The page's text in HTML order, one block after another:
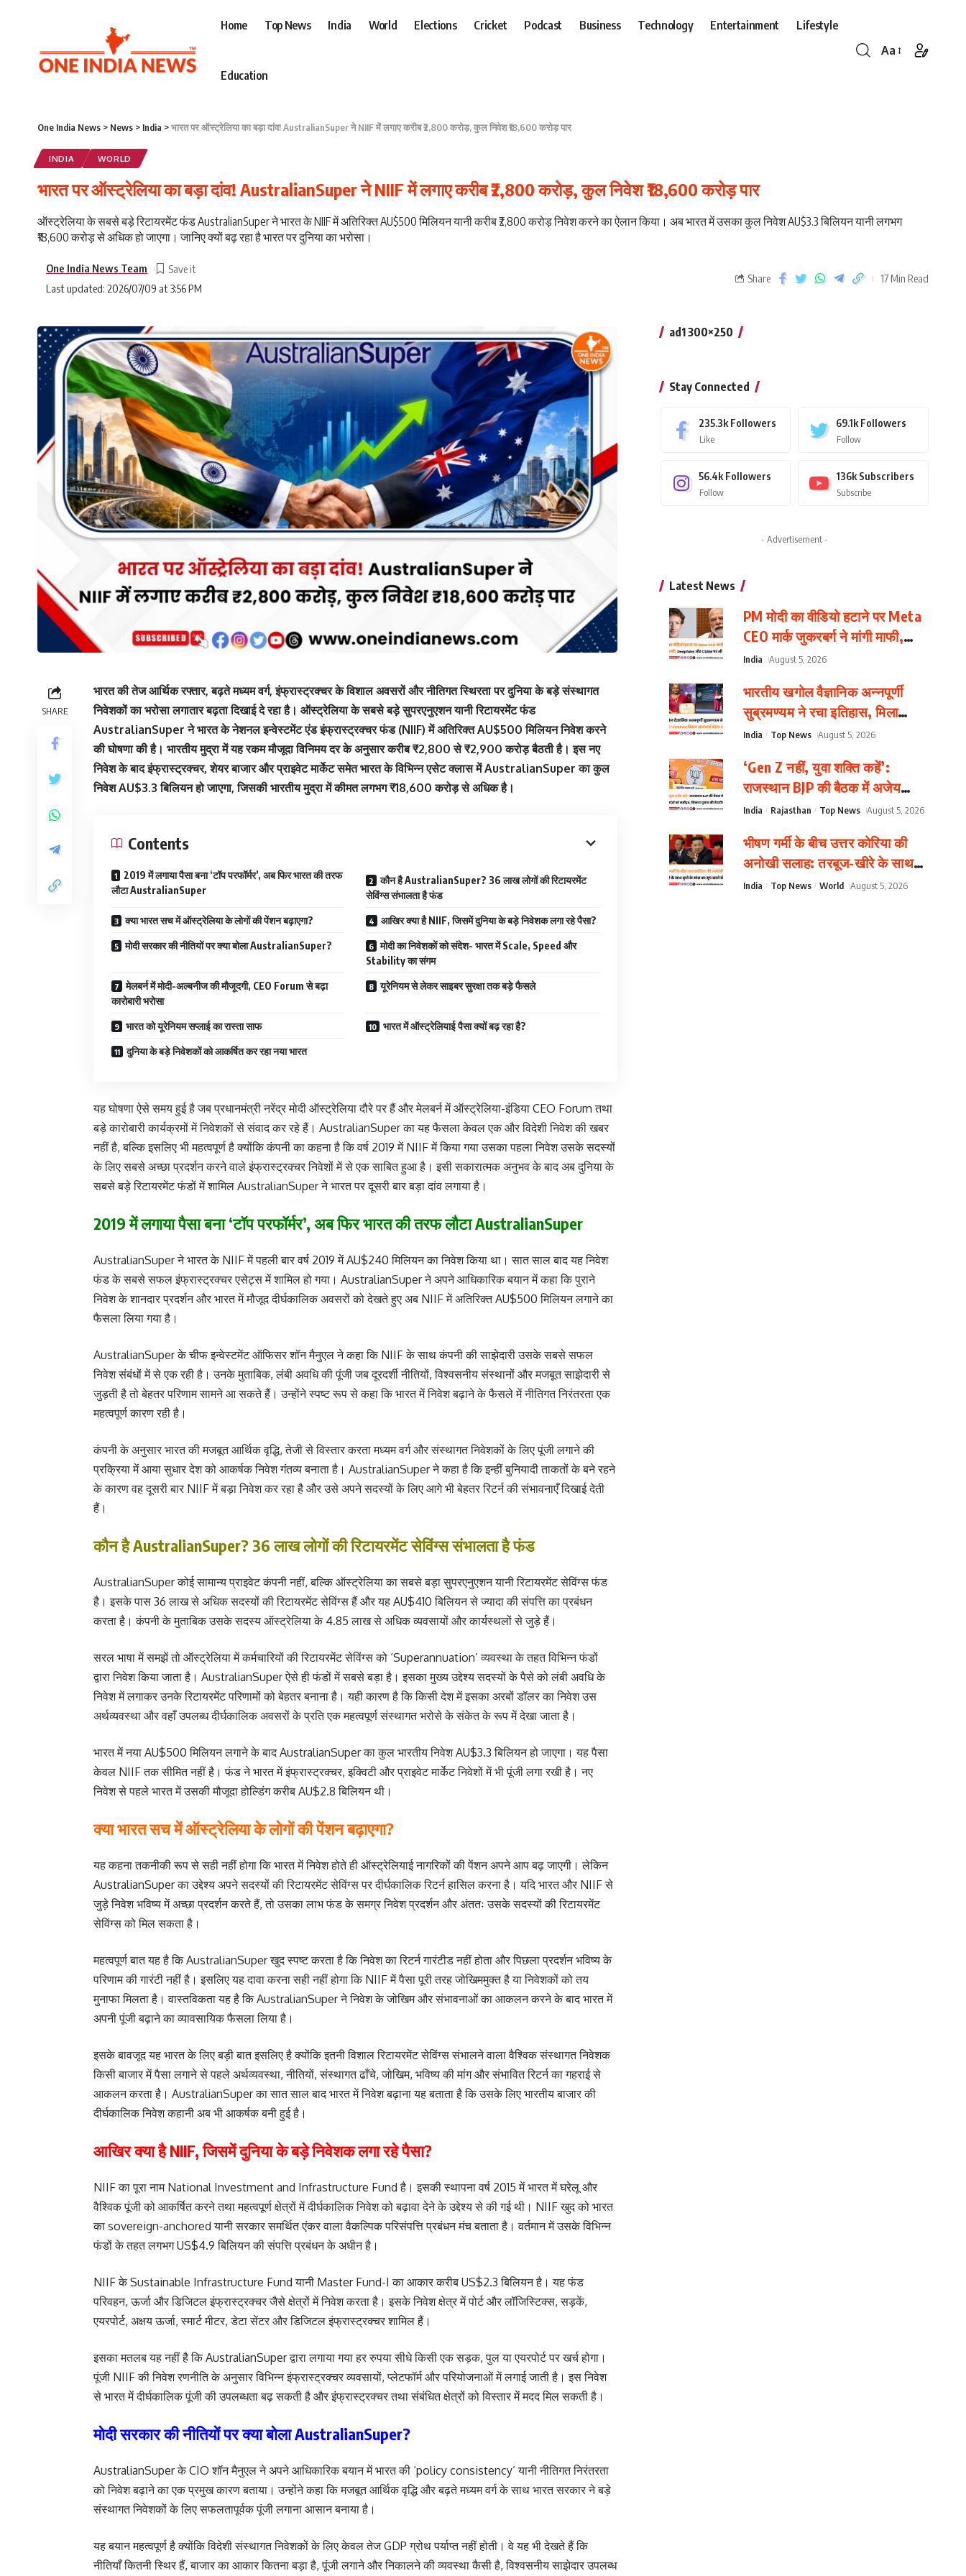
Home Top News India World Elections Cricket Podcast Business Technology Entertainment Lifestyle
Education
Aa
One India News > News > India >भारत पर ऑस्ट्रेलिया का बड़ा दांव! AustralianSuper ने NIIF में लगाए करीब ₹2,800 करोड़, कुल निवेश ₹18,600 करोड़ पार
INDIA WORLD
भारत पर ऑस्ट्रेलिया का बड़ा दांव! AustralianSuper ने NIIF में लगाए करीब ₹2,800 करोड़, कुल निवेश ₹18,600 करोड़ पार
ऑस्ट्रेलिया के सबसे बड़े रिटायरमेंट फंड AustralianSuper ने भारत के NIIF में अतिरिक्त AU$500 मिलियन यानी करीब ₹2,800 करोड़ निवेश करने का ऐलान किया। अब भारत में उसका कुल निवेश AU$3.3 बिलियन यानी लगभग
₹18,600 करोड़ से अधिक हो जाएगा। जानिए क्यों बढ़ रहा है भारत पर दुनिया का भरोसा।
Last updated: 2026/07/09 at 3:56 PM
One India News Team
Share 17 Min Read
SHARE
भारत की तेज आर्थिक रफ्तार, बढ़ते मध्यम वर्ग, इंफ्रास्ट्रक्चर के विशाल अवसरों और नीतिगत स्थिरता पर दुनिया के बड़े संस्थागत
निवेशकों का भरोसा लगातार बढ़ता दिखाई दे रहा है। ऑस्ट्रेलिया के सबसे बड़े सुपरएनुएशन यानी रिटायरमेंट फंड
AustralianSuper ने भारत के नेशनल इन्वेस्टमेंट एंड इंफ्रास्ट्रक्चर फंड (NIIF) में अतिरिक्त AU$500 मिलियन निवेश करने
की घोषणा की है। भारतीय मुद्रा में यह रकम मौजूदा विनिमय दर के अनुसार करीब ₹2,800 से ₹2,900 करोड़ बैठती है। इस नए
निवेश के बाद इंफ्रास्ट्रक्चर, शेयर बाजार और प्राइवेट मार्केट समेत भारत के विभिन्न एसेट क्लास में AustralianSuper का कुल
निवेश AU$3.3 बिलियन हो जाएगा, जिसकी भारतीय मुद्रा में कीमत लगभग ₹18,600 करोड़ से अधिक है।
Contents
2019 में लगाया पैसा बना ‘टॉप परफॉर्मर’, अब फिर भारत की तरफ
लौटा AustralianSuper
कौन है AustralianSuper? 36 लाख लोगों की रिटायरमेंट
सेविंग्स संभालता है फंड
क्या भारत सच में ऑस्ट्रेलिया के लोगों की पेंशन बढ़ाएगा? आखिर क्या है NIIF, जिसमें दुनिया के बड़े निवेशक लगा रहे पैसा?
मोदी सरकार की नीतियों पर क्या बोला AustralianSuper?
मोदी का निवेशकों को संदेश- भारत में Scale, Speed और
Stability का संगम
मेलबर्न में मोदी-अल्बनीज की मौजूदगी, CEO Forum से बढ़ा
कारोबारी भरोसा
यूरेनियम से लेकर साइबर सुरक्षा तक बड़े फैसले
भारत को यूरेनियम सप्लाई का रास्ता साफ भारत में ऑस्ट्रेलियाई पैसा क्यों बढ़ रहा है?
दुनिया के बड़े निवेशकों को आकर्षित कर रहा नया भारत
यह घोषणा ऐसे समय हुई है जब प्रधानमंत्री नरेंद्र मोदी ऑस्ट्रेलिया दौरे पर हैं और मेलबर्न में ऑस्ट्रेलिया-इंडिया CEO Forum तथा
बड़े कारोबारी कार्यक्रमों में निवेशकों से संवाद कर रहे हैं। AustralianSuper का यह फैसला केवल एक और विदेशी निवेश की खबर
नहीं है, बल्कि इसलिए भी महत्वपूर्ण है क्योंकि कंपनी का कहना है कि वर्ष 2019 में NIIF में किया गया उसका पहला निवेश उसके सदस्यों
के लिए सबसे अच्छा प्रदर्शन करने वाले इंफ्रास्ट्रक्चर निवेशों में से एक साबित हुआ है। इसी सकारात्मक अनुभव के बाद अब दुनिया के
सबसे बड़े रिटायरमेंट फंडों में शामिल AustralianSuper ने भारत पर दूसरी बार बड़ा दांव लगाया है।
2019 में लगाया पैसा बना ‘टॉप परफॉर्मर’, अब फिर भारत की तरफ लौटा AustralianSuper
AustralianSuper ने भारत के NIIF में पहली बार वर्ष 2019 में AU$240 मिलियन का निवेश किया था। सात साल बाद यह निवेश
फंड के सबसे सफल इंफ्रास्ट्रक्चर एसेट्स में शामिल हो गया। AustralianSuper ने अपने आधिकारिक बयान में कहा कि पुराने
निवेश के शानदार प्रदर्शन और भारत में मौजूद दीर्घकालिक अवसरों को देखते हुए अब NIIF में अतिरिक्त AU$500 मिलियन लगाने का
फैसला लिया गया है।
AustralianSuper के चीफ इन्वेस्टमेंट ऑफिसर शॉन मैनुएल ने कहा कि NIIF के साथ कंपनी की साझेदारी उसके सबसे सफल
निवेश संबंधों में से एक रही है। उनके मुताबिक, लंबी अवधि की पूंजी जब दूरदर्शी नीतियों, विश्वसनीय संस्थानों और मजबूत साझेदारी से
जुड़ती है तो बेहतर परिणाम सामने आ सकते हैं। उन्होंने स्पष्ट रूप से कहा कि भारत में निवेश बढ़ाने के फैसले में नीतिगत निरंतरता एक
महत्वपूर्ण कारण रही है।
कंपनी के अनुसार भारत की मजबूत आर्थिक वृद्धि, तेजी से विस्तार करता मध्यम वर्ग और संस्थागत निवेशकों के लिए पूंजी लगाने की
प्रक्रिया में आया सुधार देश को आकर्षक निवेश गंतव्य बनाता है। AustralianSuper ने कहा है कि इन्हीं बुनियादी ताकतों के बने रहने
के कारण वह दूसरी बार NIIF में बड़ा निवेश कर रहा है और उसे अपने सदस्यों के लिए आगे भी बेहतर रिटर्न की संभावनाएँ दिखाई देती
हैं।
कौन है AustralianSuper? 36 लाख लोगों की रिटायरमेंट सेविंग्स संभालता है फंड
AustralianSuper कोई सामान्य प्राइवेट कंपनी नहीं, बल्कि ऑस्ट्रेलिया का सबसे बड़ा सुपरएनुएशन यानी रिटायरमेंट सेविंग्स फंड
है। इसके पास 36 लाख से अधिक सदस्यों की रिटायरमेंट सेविंग्स हैं और यह AU$410 बिलियन से ज्यादा की संपत्ति का प्रबंधन
करता है। कंपनी के मुताबिक उसके सदस्य ऑस्ट्रेलिया के 4.85 लाख से अधिक व्यवसायों और कार्यस्थलों से जुड़े हैं।
सरल भाषा में समझें तो ऑस्ट्रेलिया में कर्मचारियों की रिटायरमेंट सेविंग्स को ‘Superannuation’ व्यवस्था के तहत विभिन्न फंडों
द्वारा निवेश किया जाता है। AustralianSuper ऐसे ही फंडों में सबसे बड़ा है। इसका मुख्य उद्देश्य सदस्यों के पैसे को लंबी अवधि के
निवेश में लगाकर उनके रिटायरमेंट परिणामों को बेहतर बनाना है। यही कारण है कि किसी देश में इसका अरबों डॉलर का निवेश उस
अर्थव्यवस्था और वहाँ उपलब्ध दीर्घकालिक अवसरों के प्रति एक महत्वपूर्ण संस्थागत भरोसे के संकेत के रूप में देखा जाता है।
भारत में नया AU$500 मिलियन लगाने के बाद AustralianSuper का कुल भारतीय निवेश AU$3.3 बिलियन हो जाएगा। यह पैसा
केवल NIIF तक सीमित नहीं है। फंड ने भारत में इंफ्रास्ट्रक्चर, इक्विटी और प्राइवेट मार्केट निवेशों में भी पूंजी लगा रखी है। नए
निवेश से पहले भारत में उसकी मौजूदा होल्डिंग करीब AU$2.8 बिलियन थी।
क्या भारत सच में ऑस्ट्रेलिया के लोगों की पेंशन बढ़ाएगा?
यह कहना तकनीकी रूप से सही नहीं होगा कि भारत में निवेश होते ही ऑस्ट्रेलियाई नागरिकों की पेंशन अपने आप बढ़ जाएगी। लेकिन
AustralianSuper का उद्देश्य अपने सदस्यों की रिटायरमेंट सेविंग्स पर दीर्घकालिक रिटर्न हासिल करना है। यदि भारत और NIIF से
जुड़े निवेश भविष्य में अच्छा प्रदर्शन करते हैं, तो उसका लाभ फंड के समग्र निवेश प्रदर्शन और अंततः उसके सदस्यों की रिटायरमेंट
सेविंग्स को मिल सकता है।
महत्वपूर्ण बात यह है कि AustralianSuper खुद स्पष्ट करता है कि निवेश का रिटर्न गारंटीड नहीं होता और पिछला प्रदर्शन भविष्य के
परिणाम की गारंटी नहीं है। इसलिए यह दावा करना सही नहीं होगा कि NIIF में पैसा पूरी तरह जोखिममुक्त है या निवेशकों को तय
मुनाफा मिलता है। वास्तविकता यह है कि AustralianSuper ने निवेश के जोखिम और संभावनाओं का आकलन करने के बाद भारत में
अपनी पूंजी बढ़ाने का व्यावसायिक फैसला लिया है।
इसके बावजूद यह भारत के लिए बड़ी बात इसलिए है क्योंकि इतनी विशाल रिटायरमेंट सेविंग्स संभालने वाला वैश्विक संस्थागत निवेशक
किसी बाजार में पैसा लगाने से पहले अर्थव्यवस्था, नीतियों, संस्थागत ढाँचे, जोखिम, भविष्य की मांग और संभावित रिटर्न का गहराई से
आकलन करता है। AustralianSuper का सात साल बाद भारत में निवेश बढ़ाना यह बताता है कि उसके लिए भारतीय बाजार की
दीर्घकालिक निवेश कहानी अब भी आकर्षक बनी हुई है।
आखिर क्या है NIIF, जिसमें दुनिया के बड़े निवेशक लगा रहे पैसा?
NIIF का पूरा नाम National Investment and Infrastructure Fund है। इसकी स्थापना वर्ष 2015 में भारत में घरेलू और
वैश्विक पूंजी को आकर्षित करने तथा महत्वपूर्ण क्षेत्रों में दीर्घकालिक निवेश को बढ़ावा देने के उद्देश्य से की गई थी। NIIF खुद को भारत
का sovereign-anchored यानी सरकार समर्थित एंकर वाला वैकल्पिक परिसंपत्ति प्रबंधन मंच बताता है। वर्तमान में उसके विभिन्न
फंडों के तहत लगभग US$4.9 बिलियन की संपत्ति प्रबंधन के अधीन है।
NIIF के Sustainable Infrastructure Fund यानी Master Fund-I का आकार करीब US$2.3 बिलियन है। यह फंड
परिवहन, ऊर्जा और डिजिटल इंफ्रास्ट्रक्चर जैसे क्षेत्रों में निवेश करता है। इसके निवेश क्षेत्र में पोर्ट और लॉजिस्टिक्स, सड़कें,
एयरपोर्ट, अक्षय ऊर्जा, स्मार्ट मीटर, डेटा सेंटर और डिजिटल इंफ्रास्ट्रक्चर शामिल हैं।
इसका मतलब यह नहीं है कि AustralianSuper द्वारा लगाया गया हर रुपया सीधे किसी एक सड़क, पुल या एयरपोर्ट पर खर्च होगा।
पूंजी NIIF की निवेश रणनीति के अनुसार विभिन्न इंफ्रास्ट्रक्चर व्यवसायों, प्लेटफॉर्म और परियोजनाओं में लगाई जाती है। इस निवेश
से भारत में दीर्घकालिक पूंजी की उपलब्धता बढ़ सकती है और इंफ्रास्ट्रक्चर तथा संबंधित क्षेत्रों को विस्तार में मदद मिल सकती है।
मोदी सरकार की नीतियों पर क्या बोला AustralianSuper?
AustralianSuper के CIO शॉन मैनुएल ने अपने आधिकारिक बयान में भारत की ‘policy consistency’ यानी नीतिगत निरंतरता
को निवेश बढ़ाने का एक प्रमुख कारण बताया। उन्होंने कहा कि मजबूत आर्थिक वृद्धि और बढ़ते मध्यम वर्ग के साथ भारत सरकार ने बड़े
संस्थागत निवेशकों के लिए सफलतापूर्वक पूंजी लगाना आसान बनाया है।
यह बयान महत्वपूर्ण है क्योंकि विदेशी संस्थागत निवेशकों के लिए केवल तेज GDP ग्रोथ पर्याप्त नहीं होती। वे यह भी देखते हैं कि
नीतियाँ कितनी स्थिर हैं, बाजार का आकार कितना बड़ा है, पूंजी लगाने और निकालने की व्यवस्था कैसी है, विश्वसनीय साझेदार उपलब्ध
ad1 300×250
Stay Connected
235.3k Followers
Like
69.1k Followers
Follow
56.4k Followers
Follow
136k Subscribers
Subscribe
- Advertisement -
Latest News
PM मोदी का वीडियो हटाने पर Meta
CEO मार्क जुकरबर्ग ने मांगी माफी,
Deepfake और CSAM पर भी मानी
India August 5, 2026
भारतीय खगोल वैज्ञानिक अन्नपूर्णी
सुब्रमण्यम ने रचा इतिहास, मिला
‘COSPAR विक्रम साराभाई मेडल
India Top News August 5, 2026
‘Gen Z नहीं, युवा शक्ति कहें’:
राजस्थान BJP की बैठक में अजेय
कुमार की कार्यकर्ताओं को नसीहत,
India Rajasthan Top News August 5, 2026
भीषण गर्मी के बीच उत्तर कोरिया की
अनोखी सलाह: तरबूज-खीरे के साथ
कुत्ते के मांस का सूप खाने की सिफारिश
India Top News World August 5, 2026